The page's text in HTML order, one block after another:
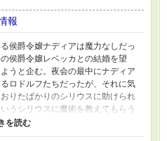
報
侯爵令嬢ナディアは魔力なしだっ
侯爵令嬢レベッカとの結婚を望
うと企む。夜会の最中にナディア
ロドルフたちだったが、それに気
りたばかりのシリウスに助けられ
うシリウスに魔術を教えてもらう
スの協力を得て反撃に出ることに